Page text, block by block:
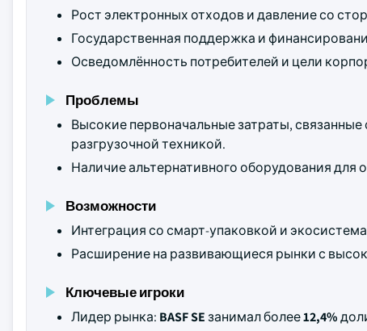
Рост электронных отходов и давление со
Государственная поддержка и
Осведомлённость потребителей и цели
Проблемы
Высокие первоначальные затраты,
разгрузочной техникой.
Наличие альтернативного оборудования для
Возможности
Интеграция со смарт-упаковкой и
Расширение на развивающиеся рынки с
Ключевые игроки
Лидер рынка: BASF SEзанимал более12,4%